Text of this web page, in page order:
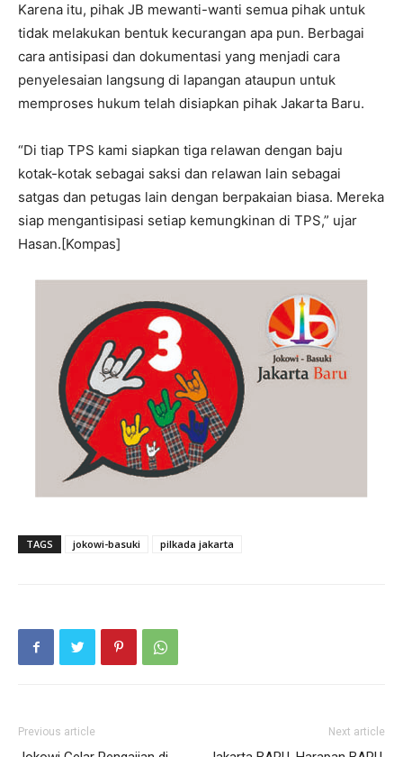
Karena itu, pihak JB mewanti-wanti semua pihak untuk
tidak melakukan bentuk kecurangan apa pun. Berbagai
cara antisipasi dan dokumentasi yang menjadi cara
penyelesaian langsung di lapangan ataupun untuk
memproses hukum telah disiapkan pihak Jakarta Baru.
“Di tiap TPS kami siapkan tiga relawan dengan baju
kotak-kotak sebagai saksi dan relawan lain sebagai
satgas dan petugas lain dengan berpakaian biasa. Mereka
siap mengantisipasi setiap kemungkinan di TPS,” ujar
Hasan.[Kompas]
TAGS jokowi-basuki pilkada jakarta
Previous article Next article